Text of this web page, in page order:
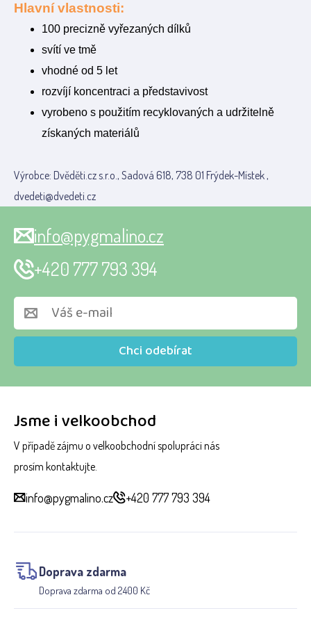
Hlavní vlastnosti:
100 precizně vyřezaných dílků
svítí ve tmě
vhodné od 5 let
rozvíjí koncentraci a představivost
vyrobeno s použitím recyklovaných a udržitelně
získaných materiálů
Výrobce: Dvěděti.cz s.r.o., Sadová 618, 738 01 Frýdek-Místek ,
dvedeti@dvedeti.cz
Jsme i velkoobchod
V případě zájmu o velkoobchodní spolupráci nás
prosím kontaktujte.
info@pygmalino.cz +420 777 793 394
Doprava zdarma
Doprava zdarma od 2400 Kč
Chci odebírat
info@pygmalino.cz
+420 777 793 394